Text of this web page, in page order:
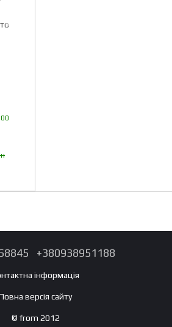
+380938951188
інформація
версія сайту
© from 2012